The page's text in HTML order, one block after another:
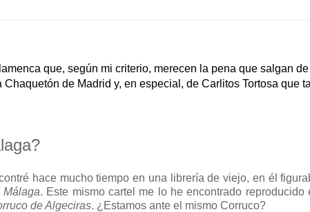
que, según mi criterio, merecen la pena que salgan
de Madrid y, en especial, de Carlitos Tortosa que
hace mucho tiempo en una librería de viejo, en él
Málaga. Este mismo cartel me lo he encontrado reproducido
de Algeciras. ¿Estamos ante el mismo Corruco?